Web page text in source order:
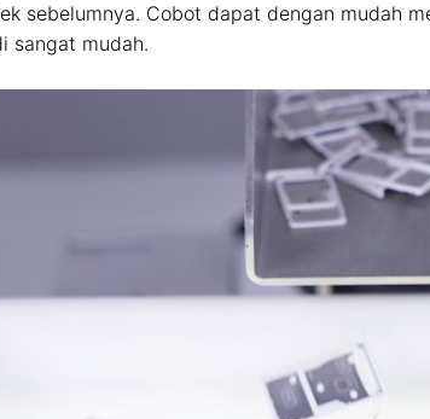
sebelumnya. Cobot dapat dengan mudah
sangat mudah.